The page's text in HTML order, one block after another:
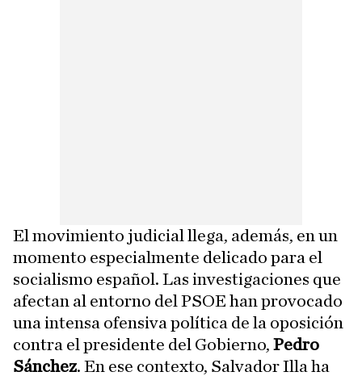
El movimiento judicial llega, además, en un
momento especialmente delicado para el
socialismo español. Las investigaciones que
afectan al entorno del PSOE han provocado
una intensa ofensiva política de la oposición
contra el presidente del Gobierno, Pedro
Sánchez. En ese contexto, Salvador Illa ha